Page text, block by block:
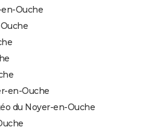
Ouche
en-Ouche
du Noyer-en-Ouche